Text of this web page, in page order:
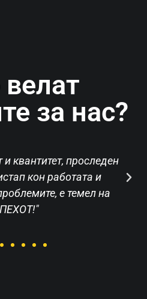
за нас?
и квантитет, проследен
кон работата и
е темел на